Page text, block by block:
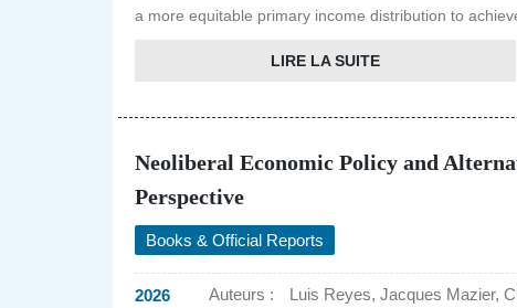
a more equitable primary income distribution to
LIRE LA SUITE
Neoliberal Economic Policy and
Perspective
Books & Official Reports
2026 Auteurs : Luis Reyes, Jacques Mazier,